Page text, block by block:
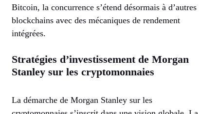
Bitcoin, la concurrence s’étend désormais à d’autres
blockchains avec des mécaniques de rendement
intégrées.
Stratégies d’investissement de Morgan
Stanley sur les cryptomonnaies
La démarche de Morgan Stanley sur les